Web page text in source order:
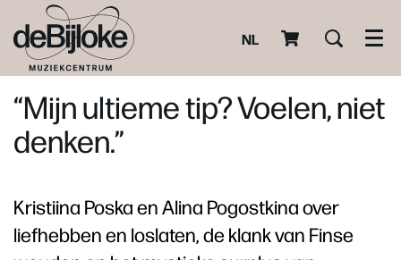
NL
“Mijn ultieme tip? Voelen, niet
denken.”
Kristiina Poska en Alina Pogostkina over
liefhebben en loslaten, de klank van Finse